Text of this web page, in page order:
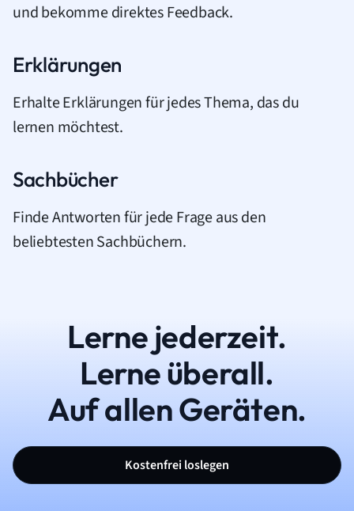
und bekomme direktes Feedback.
Erklärungen
Erhalte Erklärungen für jedes Thema, das du
lernen möchtest.
Sachbücher
Finde Antworten für jede Frage aus den
beliebtesten Sachbüchern.
Lerne jederzeit.
Lerne überall.
Auf allen Geräten.
Kostenfrei loslegen